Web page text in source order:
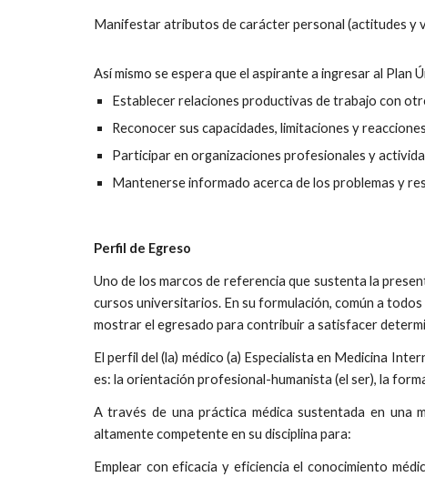
Manifestar atributos de carácter personal (actitudes y
Así mismo se espera que el aspirante a ingresar al Plan
Establecer relaciones productivas de trabajo con
Reconocer sus capacidades, limitaciones y
Participar en organizaciones profesionales y
Mantenerse informado acerca de los problemas y
Perfil de Egreso
Uno de los marcos de referencia que sustenta la
cursos universitarios. En su formulación, común a
mostrar el egresado para contribuir a satisfacer
El perfil del (la) médico (a) Especialista en Medicina
es: la orientación profesional-humanista (el ser), la
A través de una práctica médica sustentada en una
altamente competente en su disciplina para:
Emplear con eficacia y eficiencia el conocimiento